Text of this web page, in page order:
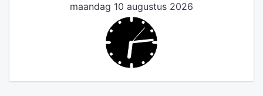
maandag 10 augustus 2026